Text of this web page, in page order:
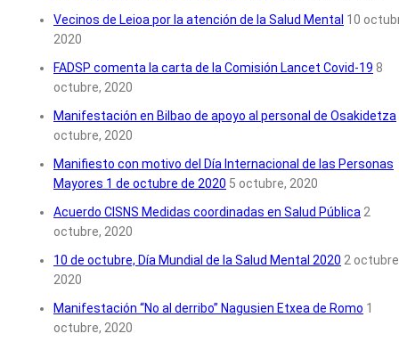
Vecinos de Leioa por la atención de la Salud Mental 10
2020
FADSP comenta la carta de la Comisión Lancet Covid-19 8
octubre, 2020
Manifestación en Bilbao de apoyo al personal de Osakidetza
octubre, 2020
Manifiesto con motivo del Día Internacional de las Personas
Mayores 1 de octubre de 2020 5 octubre, 2020
Acuerdo CISNS Medidas coordinadas en Salud Pública2
octubre, 2020
10 de octubre, Día Mundial de la Salud Mental 2020 2
2020
Manifestación “No al derribo” Nagusien Etxea de Romo 1
octubre, 2020